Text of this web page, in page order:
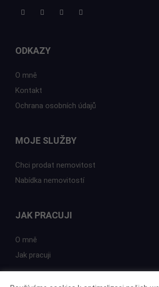
ODKAZY
O mně
Kontakt
Ochrana osobních údajů
MOJE SLUŽBY
Chci prodat nemovitost
Nabídka nemovitostí
JAK PRACUJI
O mně
Jak pracuji